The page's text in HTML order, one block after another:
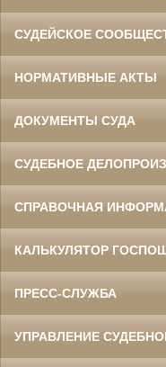
СУДЕЙСКОЕ
НОРМАТИВНЫЕ АКТЫ
ДОКУМЕНТЫ СУДА
СУДЕБНОЕ
СПРАВОЧНАЯ
КАЛЬКУЛЯТОР
ПРЕСС-СЛУЖБА
УПРАВЛЕНИЕ